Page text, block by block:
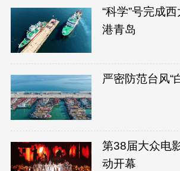
“科学”号完成
港青岛
严密防范台风“
第38届大众电
动开幕